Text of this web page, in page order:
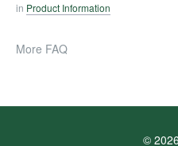
in Product Information
More FAQ
©